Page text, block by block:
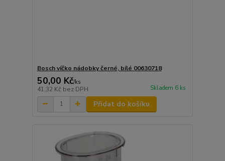
Bosch víčko nádobky černé, bílé 00630718
50,00 Kč/ks
41,32 Kč bez DPH Skladem 6 ks
Přidat do košíku